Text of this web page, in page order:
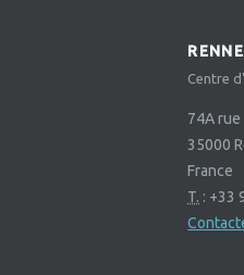
Centre
74A rue
35000
France
T. : +33